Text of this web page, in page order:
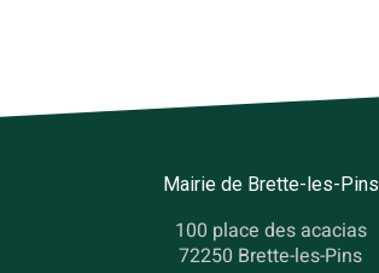
Mairie de Brette-les-Pins
100 place des acacias
72250 Brette-les-Pins